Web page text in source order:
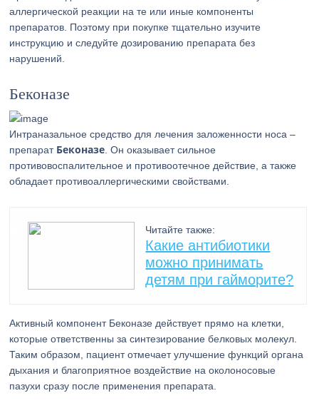
аллергической реакции на те или иные компоненты
препаратов. Поэтому при покупке тщательно изучите
инструкцию и следуйте дозированию препарата без
нарушений.
Беконазе
Интраназальное средство для лечения заложенности носа –
препарат Беконазе . Он оказывает сильное
противовоспалительное и противоотечное действие, а также
обладает противоаллергическими свойствами.
Читайте также:
Какие антибиотики
можно принимать
детям при гайморите?
Активный компонент Беконазе действует прямо на клетки,
которые ответственны за синтезирование белковых молекул.
Таким образом, пациент отмечает улучшение функций органа
дыхания и благоприятное воздействие на околоносовые
пазухи сразу после применения препарата.